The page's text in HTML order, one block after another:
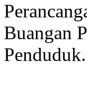
Buangan
Penduduk.